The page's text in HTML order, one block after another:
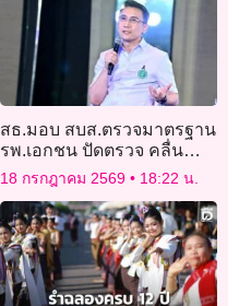
สธ.มอบ สบส.ตรวจมาตรฐาน
รพ.เอกชน ปัดตรวจ คลื่น
ไฟฟ้าหัวใจคนไข้
18 กรกฎาคม 2569 18:22 น.